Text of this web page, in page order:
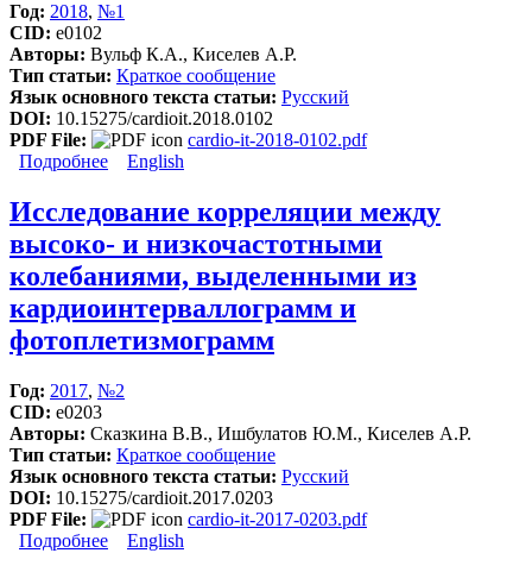
Год: 2018, №1
CID: e0102
Авторы: Вульф К.А., Киселев А.Р.
Тип статьи: Краткое сообщение
Язык основного текста статьи: Русский
DOI: 10.15275/cardioit.2018.0102
PDF File:
cardio-it-2018-0102.pdf
Подробнее о Кластеризация пациентов, перенесших аорто-
приобретенных клапанных пороков сердца, на
основе показателей вегетативной регуляции
сердечно-сосудистой системы
English
Исследование корреляции между
высоко- и низкочастотными
колебаниями, выделенными из
кардиоинтерваллограмм и
фотоплетизмограмм
Год: 2017, №2
CID: e0203
Авторы: Сказкина В.В., Ишбулатов Ю.М., Киселев А.Р.
Тип статьи: Краткое сообщение
Язык основного текста статьи: Русский
DOI: 10.15275/cardioit.2017.0203
PDF File:
cardio-it-2017-0203.pdf
Подробнее о Исследование корреляции между высоко- и
English